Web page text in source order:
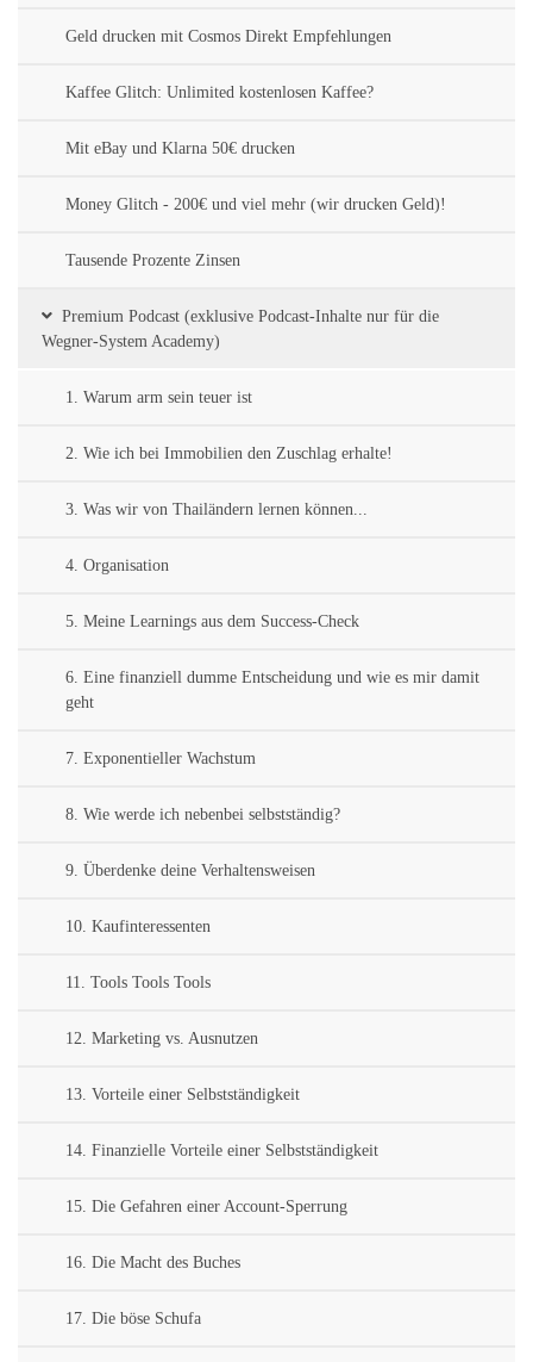
Geld drucken mit Cosmos Direkt Empfehlungen
Kaffee Glitch: Unlimited kostenlosen Kaffee?
Mit eBay und Klarna 50€ drucken
Money Glitch - 200€ und viel mehr (wir drucken Geld)!
Tausende Prozente Zinsen
Premium Podcast (exklusive Podcast-Inhalte nur für die
Wegner-System Academy)
1. Warum arm sein teuer ist
2. Wie ich bei Immobilien den Zuschlag erhalte!
3. Was wir von Thailändern lernen können...
4. Organisation
5. Meine Learnings aus dem Success-Check
6. Eine finanziell dumme Entscheidung und wie es mir damit
geht
7. Exponentieller Wachstum
8. Wie werde ich nebenbei selbstständig?
9. Überdenke deine Verhaltensweisen
10. Kaufinteressenten
11. Tools Tools Tools
12. Marketing vs. Ausnutzen
13. Vorteile einer Selbstständigkeit
14. Finanzielle Vorteile einer Selbstständigkeit
15. Die Gefahren einer Account-Sperrung
16. Die Macht des Buches
17. Die böse Schufa